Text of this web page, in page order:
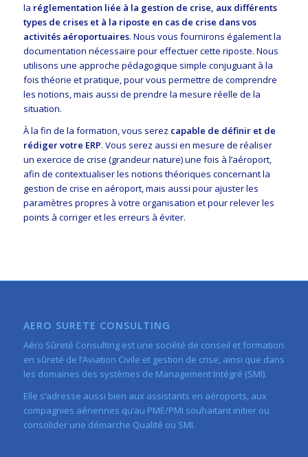
la réglementation liée à la gestion de crise, aux différents
types de crises et à la riposte en cas de crise dans vos
activités aéroportuaires. Nous vous fournirons également la
documentation nécessaire pour effectuer cette riposte. Nous
utilisons une approche pédagogique simple conjuguant à la
fois théorie et pratique, pour vous permettre de comprendre
les notions, mais aussi de prendre la mesure réelle de la
situation.
À la fin de la formation, vous serez capable de définir et de
rédiger votre ERP. Vous serez aussi en mesure de réaliser
un exercice de crise (grandeur nature) une fois à l’aéroport,
afin de contextualiser les notions théoriques concernant la
gestion de crise en aéroport, mais aussi pour ajuster les
paramètres propres à votre organisation et pour relever les
points à corriger et les erreurs à éviter.
AERO SURETE CONSULTING
Aéro Sûreté Consulting est une société de conseil et formation
en sûreté de l’Aviation Civile et gestion de crise, ainsi que dans
les domaines des systèmes de Management Intégré (SMI).
Elle s’adresse aussi bien aux assistants en aéroports, aux
compagnies aériennes qu’au PME/PMI souhaitant initier ou
consolider une démarche Qualité ou SMI.